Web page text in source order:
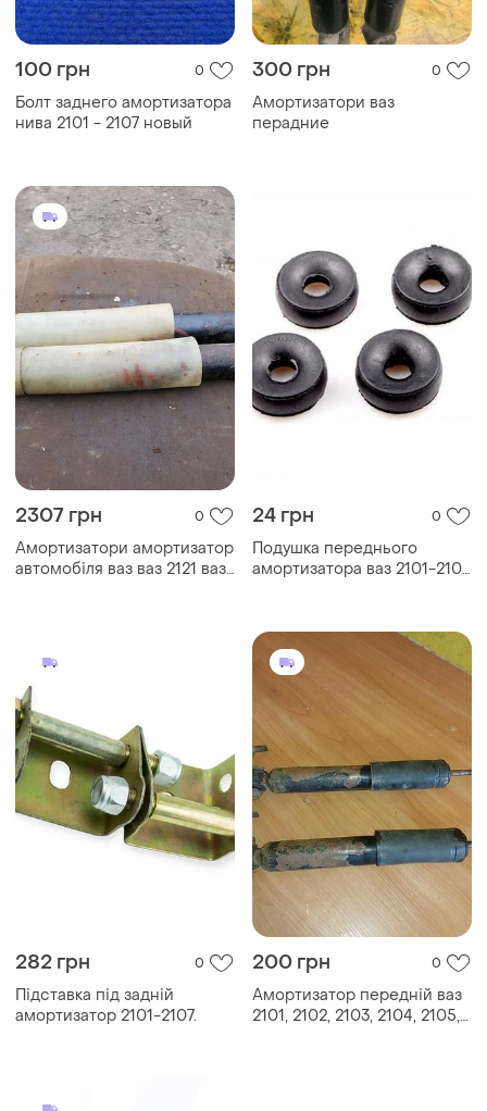
100 грн 0
Болт заднего амортизатора
нива 2101 - 2107 новый
300 грн 0
Амортизатори ваз
перадние
2307 грн 0
Амортизатори амортизатор
автомобіля ваз ваз 2121 ваз
24 грн 0
Подушка переднього
амортизатора ваз 2101-2107,
001r)
282 грн 0
Підставка під задній
амортизатор 2101-2107.
200 грн 0
Амортизатор передній ваз
2101, 2102, 2103, 2104, 2105,